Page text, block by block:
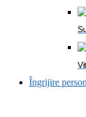
Îngrijire